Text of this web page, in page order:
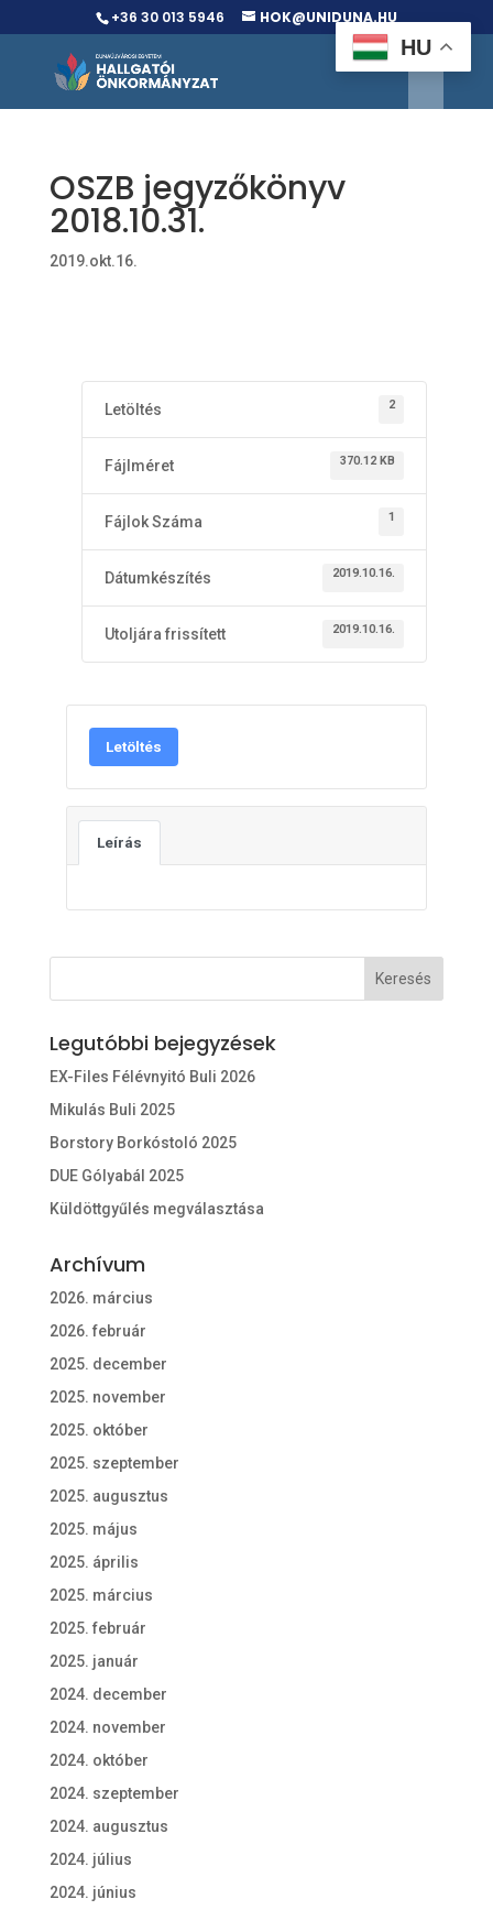
+36 30 013 5946 HOK@UNIDUNA.HU
OSZB jegyzőkönyv
2018.10.31.
2019.okt.16.
Letöltés 2
Fájlméret 370.12 KB
Fájlok Száma 1
Dátumkészítés 2019.10.16.
Utoljára frissített 2019.10.16.
Letöltés
Leírás
Legutóbbi bejegyzések
EX-Files Félévnyitó Buli 2026
Mikulás Buli 2025
Borstory Borkóstoló 2025
DUE Gólyabál 2025
Küldöttgyűlés megválasztása
Archívum
2026. március
2026. február
2025. december
2025. november
2025. október
2025. szeptember
2025. augusztus
2025. május
2025. április
2025. március
2025. február
2025. január
2024. december
2024. november
2024. október
2024. szeptember
2024. augusztus
2024. július
2024. június
HU